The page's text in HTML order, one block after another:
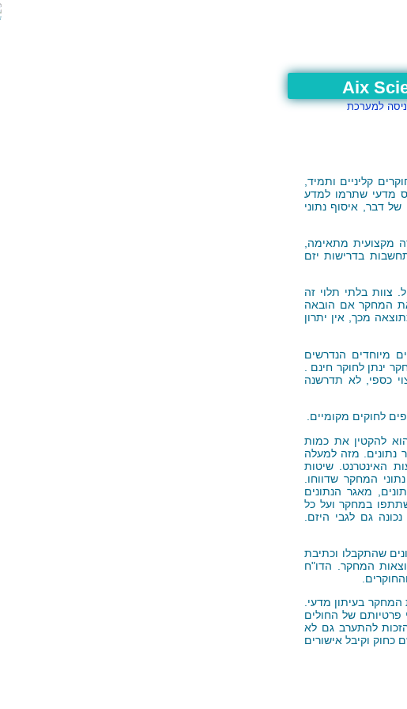
Aix
למערכת
קליניים ותמיד,
מדעי שתרמו למדע
דבר, איסוף נתוני
מקצועית מתאימה,
בדרישות יזם
צוות בלתי תלוי זה
את המחקר אם הובאה
מכך, אין יתרון
מיוחדים הנדרשים
ינתן לחוקר חינם .
כספי, לא תדרשנה
לחוקים מקומיים.
להקטין את כמות
נתונים. מזה למעלה
האינטרנט. שיטות
המחקר שדווחו.
מאגר הנתונים
במחקר ועל כל
גם לגבי היזם.
שהתקבלו וכתיבת
המחקר. הדו"ח
בעיתון מדעי.
פרטיותם של החולים
להתערב גם לא
כחוק וקיבל אישורים